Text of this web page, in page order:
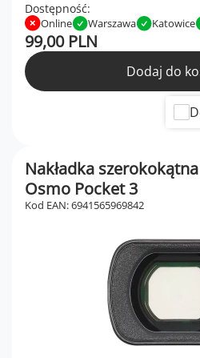
Dostępność:
Online Warszawa Katowice
99,00 PLN
Dodaj do
Nakładka
Osmo Pocket 3
Kod EAN: 6941565969842